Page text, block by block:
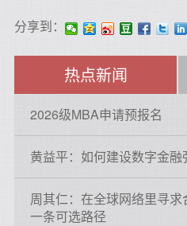
分享到：
热点新闻
2026级MBA申请预报名
黄益平：如何建设数字金融
周其仁：在全球网络里寻
一条可选路径